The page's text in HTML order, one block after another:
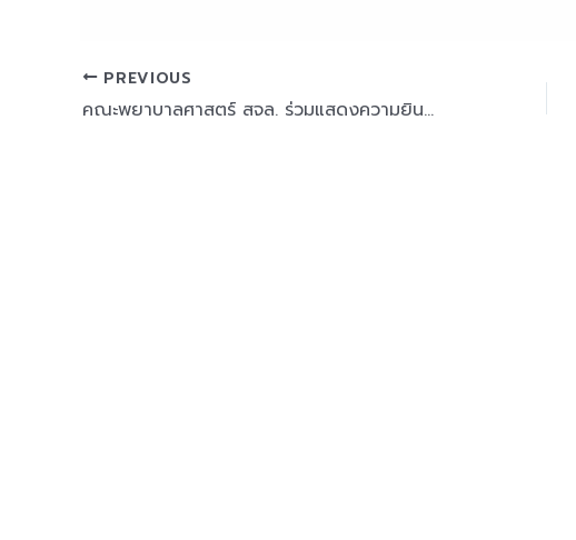
PREVIOUS
คณะพยาบาลศาสตร์ สจล. ร่วมแสดงความยินดีในโอกาสครบรอบ 10 ปี วันสถาปนาคณะแพทยศาสตร์